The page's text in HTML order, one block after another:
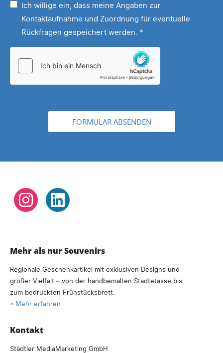
...
MotivIch willige ein, dass meine Angaben zur
Kontaktaufnahme und Zuordnung für eventuelle
Rückfragen gespeichert werden. *
FORMULAR ABSENDEN
Instagram LinkedIn
Mehr als nur Souvenirs
Regionale Geschenkartikel mit exklusiven Designs und
großer Vielfalt – von der handbemalten Städtetasse bis
zum bedruckten Frühstücksbrett.
» Mehr erfahren
Kontakt
Städtler MediaMarketing GmbH